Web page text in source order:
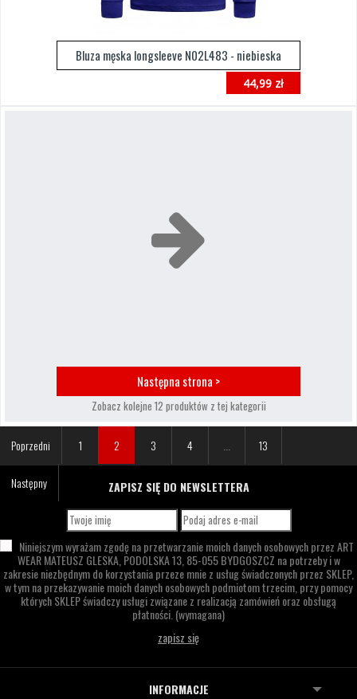
Bluza męska longsleeve N02L483 - niebieska
44,99 zł
Następna strona >
Zobacz kolejne 12 produktów z tej kategorii
Poprzedni 1 2 3 4 13
Następny ZAPISZ SIĘ DO NEWSLETTERA
Niniejszym wyrażam zgodę na przetwarzanie moich danych osobowych przezART
WEAR MATEUSZ GLESKA, PODOLSKA 13, 85-055 BYDGOSZCZ na potrzeby i w
zakresie niezbędnym do korzystania przeze mnie z usług świadczonych przez SKLEP,
w tym na przekazywanie moich danych osobowych podmiotom trzecim, przy pomocy
których SKLEP świadczy usługi związane z realizacją zamówień oraz obsługą
płatności. (wymagana)
INFORMACJE